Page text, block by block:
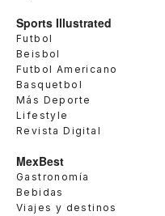
Sports Illustrated
Futbol
Beisbol
Futbol Americano
Basquetbol
Más Deporte
Lifestyle
Revista Digital
MexBest
Gastronomía
Bebidas
Viajes y destinos